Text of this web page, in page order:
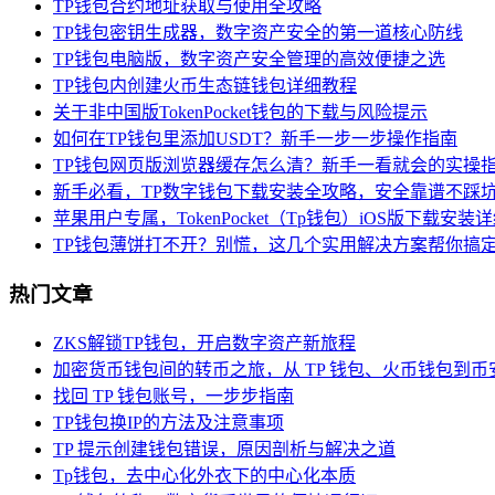
TP钱包合约地址获取与使用全攻略
TP钱包密钥生成器，数字资产安全的第一道核心防线
TP钱包电脑版，数字资产安全管理的高效便捷之选
TP钱包内创建火币生态链钱包详细教程
关于非中国版TokenPocket钱包的下载与风险提示
如何在TP钱包里添加USDT？新手一步一步操作指南
TP钱包网页版浏览器缓存怎么清？新手一看就会的实操
新手必看，TP数字钱包下载安装全攻略，安全靠谱不踩
苹果用户专属，TokenPocket（Tp钱包）iOS版下载安装
TP钱包薄饼打不开？别慌，这几个实用解决方案帮你搞
热门文章
ZKS解锁TP钱包，开启数字资产新旅程
加密货币钱包间的转币之旅，从 TP 钱包、火币钱包到币
找回 TP 钱包账号，一步步指南
TP钱包换IP的方法及注意事项
TP 提示创建钱包错误，原因剖析与解决之道
Tp钱包，去中心化外衣下的中心化本质